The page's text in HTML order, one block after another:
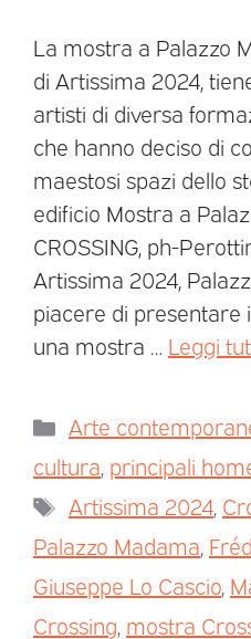
La mostra a Palazzo
di Artissima 2024,
artisti di diversa
che hanno deciso di
maestosi spazi dello
edificio Mostra a
CROSSING, ph-
Artissima 2024,
piacere di presentare
una mostra … Leggi
Arte
cultura principali
Artissima 2024
Palazzo Madama
Giuseppe Lo Cascio
Crossing mostra